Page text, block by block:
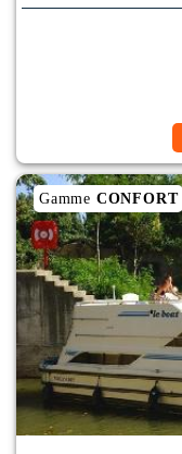
Gamme CONFORT